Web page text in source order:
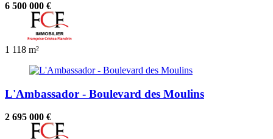
6 500 000 €
1 118 m²
L'Ambassador - Boulevard des Moulins
2 695 000 €